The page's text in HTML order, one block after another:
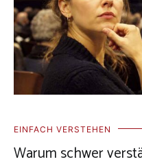
EINFACH VERSTEHEN
Warum schwer